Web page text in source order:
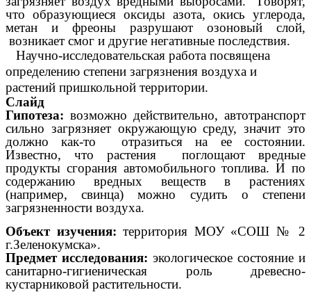
что образующиеся оксиды азота, окись углерода,
метан и фреоны разрушают озоновый слой,
возникает смог и другие негативные последствия.
Научно-исследовательская работа посвящена
определению степени загрязнения воздуха и
растений пришкольной территории.
Слайд
Гипотеза: возможно действительно, автотранспорт
сильно загрязняет окружающую среду, значит это
должно как-то отразиться на ее состоянии.
Известно, что растения поглощают вредные
продукты сгорания автомобильного топлива. И по
содержанию вредных веществ в растениях
(например, свинца) можно судить о степени
загрязненности воздуха.
Объект изучения: территория МОУ «CОШ № 2
г.Зеленокумска».
Предмет исследования: экологическое состояние и
санитарно-гигиеническая роль древесно-
кустарниковой растительности.